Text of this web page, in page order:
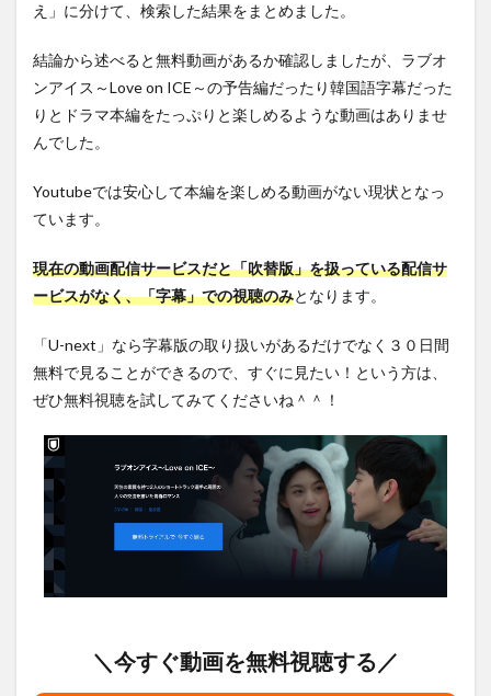
え」に分けて、検索した結果をまとめました。
結論から述べると無料動画があるか確認しましたが、ラブオ
ンアイス～Love on ICE～の予告編だったり韓国語字幕だった
りとドラマ本編をたっぷりと楽しめるような動画はありませ
んでした。
Youtubeでは安心して本編を楽しめる動画がない現状となっ
ています。
現在の動画配信サービスだと「吹替版」を扱っている配信サ
ービスがなく、「字幕」での視聴のみとなります。
「U-next」なら字幕版の取り扱いがあるだけでなく３０日間
無料で見ることができるので、すぐに見たい！という方は、
ぜひ無料視聴を試してみてくださいね＾＾！
＼今すぐ動画を無料視聴する／